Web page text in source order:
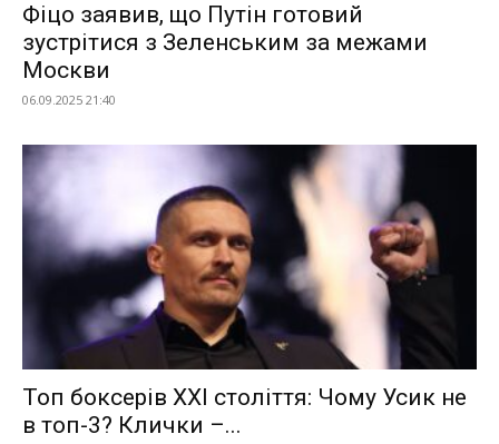
Фіцо заявив, що Путін готовий
зустрітися з Зеленським за межами
Москви
06.09.2025 21:40
Топ боксерів XXI століття: Чому Усик не
в топ-3? Клички –...